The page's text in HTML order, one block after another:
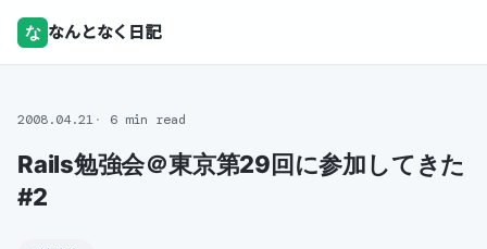
な なんとなく日記
2008.04.21 6 min read
Rails勉強会＠東京第29回に参加してきた
#2